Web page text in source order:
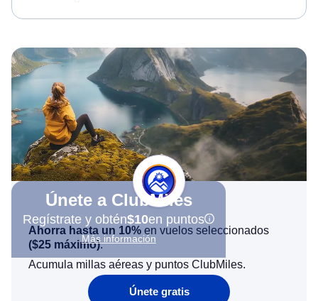
Únete a ClubMiles
Regístrate y obtén$10en puntos
Más información
Ahorra hasta un 10% en vuelos seleccionados
($25 máximo).
Acumula millas aéreas y puntos ClubMiles.
Únete gratis